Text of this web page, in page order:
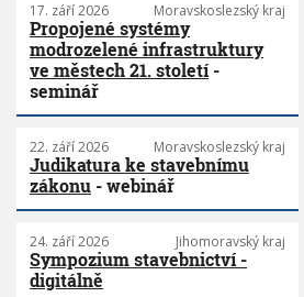
17. září 2026 Moravskoslezský kraj
Propojené systémy
modrozelené infrastruktury
ve městech 21. století-
seminář
22. září 2026 Moravskoslezský kraj
Judikatura ke stavebnímu
zákonu - webinář
24. září 2026 Jihomoravský kraj
Sympozium stavebnictví -
digitálně